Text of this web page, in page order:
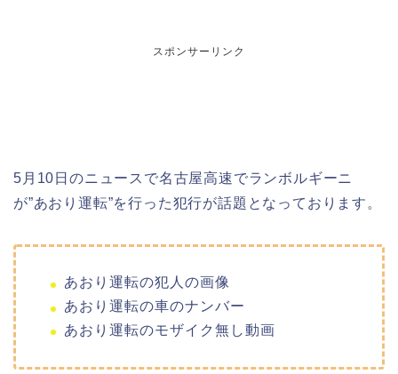
スポンサーリンク
5月10日のニュースで名古屋高速でランボルギーニ
が”あおり運転”を行った犯行が話題となっております。
あおり運転の犯人の画像
あおり運転の車のナンバー
あおり運転のモザイク無し動画